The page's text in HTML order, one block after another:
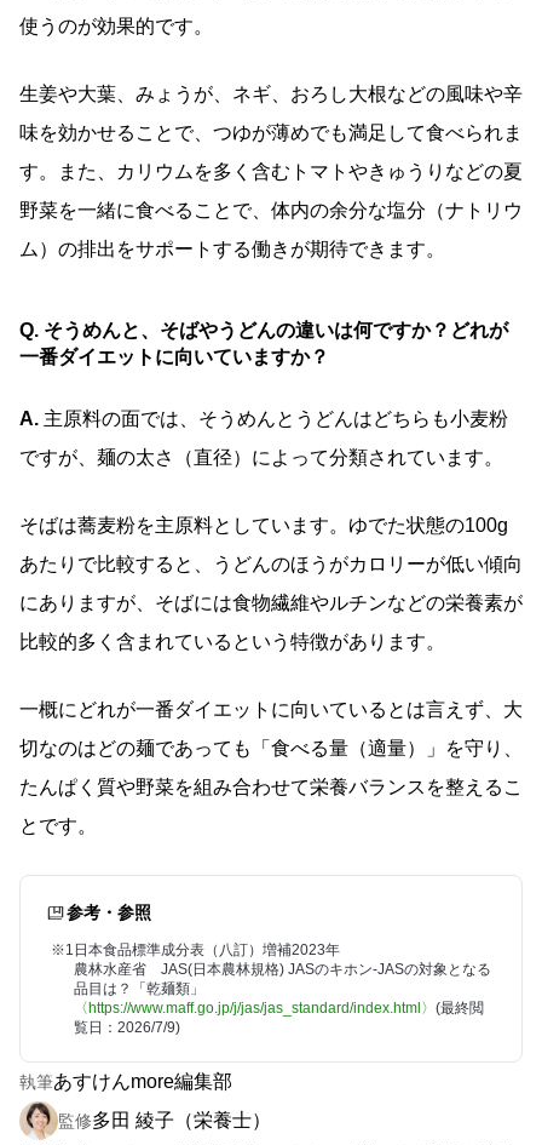
使うのが効果的です。
生姜や大葉、みょうが、ネギ、おろし大根などの風味や辛
味を効かせることで、つゆが薄めでも満足して食べられま
す。また、カリウムを多く含むトマトやきゅうりなどの夏
野菜を一緒に食べることで、体内の余分な塩分（ナトリウ
ム）の排出をサポートする働きが期待できます。
Q. そうめんと、そばやうどんの違いは何ですか？どれが
一番ダイエットに向いていますか？
A. 主原料の面では、そうめんとうどんはどちらも小麦粉
ですが、麺の太さ（直径）によって分類されています。
そばは蕎麦粉を主原料としています。ゆでた状態の100g
あたりで比較すると、うどんのほうがカロリーが低い傾向
にありますが、そばには食物繊維やルチンなどの栄養素が
比較的多く含まれているという特徴があります。
一概にどれが一番ダイエットに向いているとは言えず、大
切なのはどの麺であっても「食べる量（適量）」を守り、
たんぱく質や野菜を組み合わせて栄養バランスを整えるこ
とです。
参考・参照
※1 日本食品標準成分表（八訂）増補2023年
農林水産省 JAS(日本農林規格) JASのキホン-JASの対象となる
品目は？「乾麺類」
〈https://www.maff.go.jp/j/jas/jas_standard/index.html〉 (最終閲
覧日：2026/7/9)
執筆あすけんmore編集部
監修多田 綾子（栄養士）